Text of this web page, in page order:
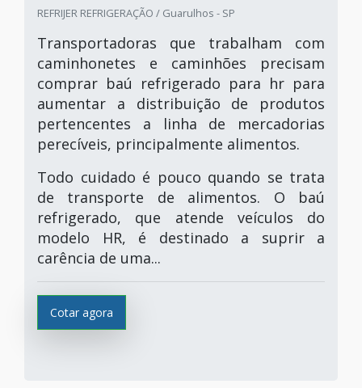
REFRIJER REFRIGERAÇÃO / Guarulhos - SP
Transportadoras que trabalham com
caminhonetes e caminhões precisam
comprar baú refrigerado para hr para
aumentar a distribuição de produtos
pertencentes a linha de mercadorias
perecíveis, principalmente alimentos.
Todo cuidado é pouco quando se trata
de transporte de alimentos. O baú
refrigerado, que atende veículos do
modelo HR, é destinado a suprir a
carência de uma...
Cotar agora